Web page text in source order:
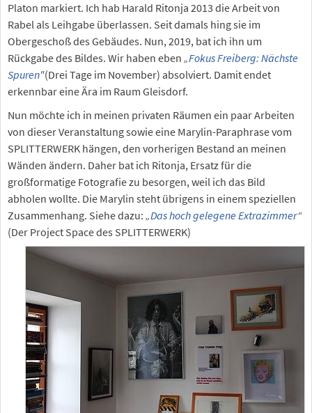
Platon markiert. Ich hab Harald Ritonja 2013 die Arbeit von
Rabel als Leihgabe überlassen. Seit damals hing sie im
Obergeschoß des Gebäudes. Nun, 2019, bat ich ihn um
Rückgabe des Bildes. Wir haben eben „Fokus Freiberg: Nächste
Spuren"(Drei Tage im November) absolviert. Damit endet
erkennbar eine Ära im Raum Gleisdorf.
Nun möchte ich in meinen privaten Räumen ein paar Arbeiten
von dieser Veranstaltung sowie eine Marylin-Paraphrase vom
SPLITTERWERK hängen, den vorherigen Bestand an meinen
Wänden ändern. Daher bat ich Ritonja, Ersatz für die
großformatige Fotografie zu besorgen, weil ich das Bild
abholen wollte. Die Marylin steht übrigens in einem speziellen
Zusammenhang. Siehe dazu: „Das hoch gelegene Extrazimmer“
(Der Project Space des SPLITTERWERK)